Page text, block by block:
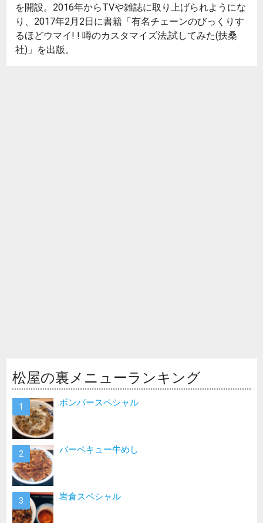
を開設。2016年からTVや雑誌に取り上げられようにな
り、2017年2月2日に書籍「有名チェーンのびっくりす
るほどウマイ! ! 噂のカスタマイズ法,試してみた(扶桑
社)」を出版。
松屋の裏メニューランキング
ボンバースペシャル
バーベキュー牛めし
岩倉スペシャル